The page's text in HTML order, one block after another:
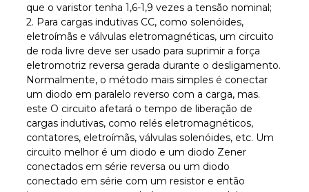
que o varistor tenha 1,6-1,9 vezes a tensão nominal;
2. Para cargas indutivas CC, como solenóides,
eletroímãs e válvulas eletromagnéticas, um circuito
de roda livre deve ser usado para suprimir a força
eletromotriz reversa gerada durante o desligamento.
Normalmente, o método mais simples é conectar
um diodo em paralelo reverso com a carga, mas.
este O circuito afetará o tempo de liberação de
cargas indutivas, como relés eletromagnéticos,
contatores, eletroímãs, válvulas solenóides, etc. Um
circuito melhor é um diodo e um diodo Zener
conectados em série reversa ou um diodo
conectado em série com um resistor e então